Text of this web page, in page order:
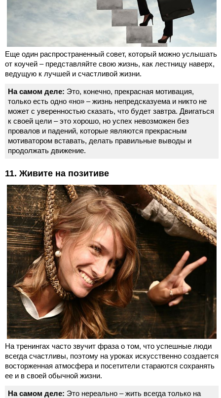
Еще один распространенный совет, который можно услышать
от коучей – представляйте свою жизнь, как лестницу наверх,
ведущую к лучшей и счастливой жизни.
На самом деле: Это, конечно, прекрасная мотивация,
только есть одно «но» – жизнь непредсказуема и никто не
может с уверенностью сказать, что будет завтра. Двигаться
к своей цели – это хорошо, но успех невозможен без
провалов и падений, которые являются прекрасным
мотиватором вставать, делать правильные выводы и
продолжать движение.
11. Живите на позитиве
На тренингах часто звучит фраза о том, что успешные люди
всегда счастливы, поэтому на уроках искусственно создается
восторженная атмосфера и посетители стараются сохранять
ее и в своей обычной жизни.
На самом деле: Это нереально – жить всегда только на